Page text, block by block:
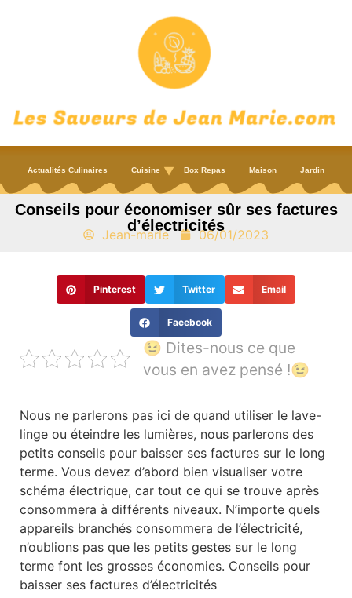
Actualités Culinaires Cuisine Box Repas Maison Jardin
Conseils pour économiser sûr ses factures
d’électricités
Jean-marie 06/01/2023
Pinterest Twitter Email
Facebook
😉 Dites-nous ce que
vous en avez pensé !😉
Nous ne parlerons pas ici de quand utiliser le lave-
linge ou éteindre les lumières, nous parlerons des
petits conseils pour baisser ses factures sur le long
terme. Vous devez d’abord bien visualiser votre
schéma électrique, car tout ce qui se trouve après
consommera à différents niveaux. N’importe quels
appareils branchés consommera de l’électricité,
n’oublions pas que les petits gestes sur le long
terme font les grosses économies. Conseils pour
baisser ses factures d’électricités